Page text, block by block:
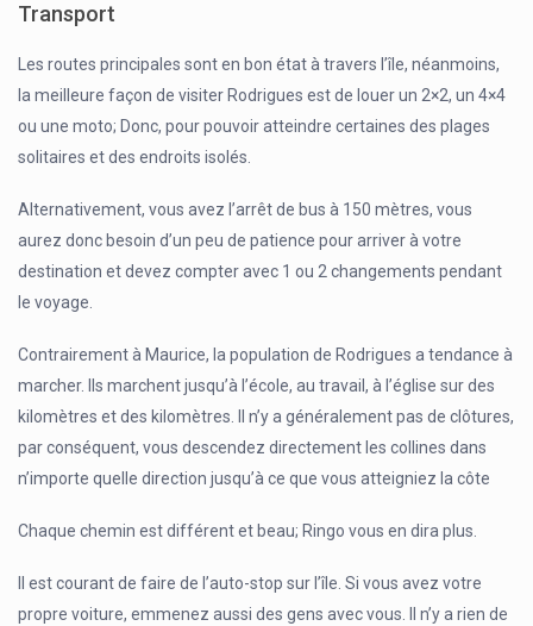
Transport
Les routes principales sont en bon état à travers l’île, néanmoins,
la meilleure façon de visiter Rodrigues est de louer un 2×2, un 4×4
ou une moto; Donc, pour pouvoir atteindre certaines des plages
solitaires et des endroits isolés.
Alternativement, vous avez l’arrêt de bus à 150 mètres, vous
aurez donc besoin d’un peu de patience pour arriver à votre
destination et devez compter avec 1 ou 2 changements pendant
le voyage.
Contrairement à Maurice, la population de Rodrigues a tendance à
marcher. Ils marchent jusqu’à l’école, au travail, à l’église sur des
kilomètres et des kilomètres. Il n’y a généralement pas de clôtures,
par conséquent, vous descendez directement les collines dans
n’importe quelle direction jusqu’à ce que vous atteigniez la côte
Chaque chemin est différent et beau; Ringo vous en dira plus.
Il est courant de faire de l’auto-stop sur l’île. Si vous avez votre
propre voiture, emmenez aussi des gens avec vous. Il n’y a rien de